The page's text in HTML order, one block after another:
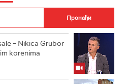
– Nikica Grubor
korenima